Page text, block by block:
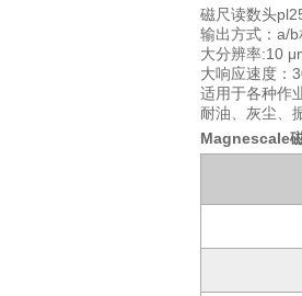
磁尺读数头
输出方式：a/
大分辨率:10
大响应速度：
适用于各种作
耐油、灰尘、
Magnescale